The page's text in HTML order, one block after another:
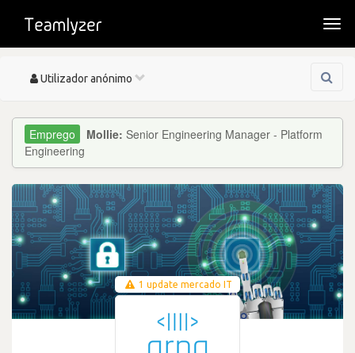
Toggle
Utilizador anónimo
Mollie: Senior Engineering Manager - Platform
Engineering
1 update mercado IT